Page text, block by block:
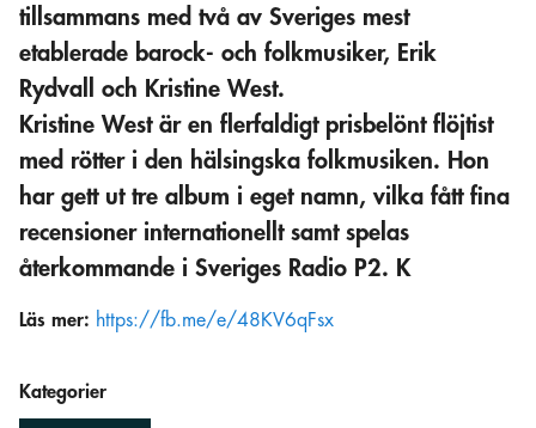
tillsammans med två av Sveriges mest
etablerade barock- och folkmusiker, Erik
Rydvall och Kristine West.
Kristine West är en flerfaldigt prisbelönt flöjtist
med rötter i den hälsingska folkmusiken. Hon
har gett ut tre album i eget namn, vilka fått fina
recensioner internationellt samt spelas
återkommande i Sveriges Radio P2. K
Läs mer: https://fb.me/e/48KV6qFsx
Kategorier